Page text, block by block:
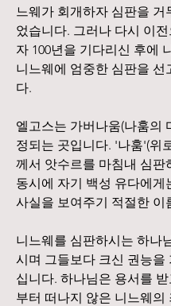
느웨가 회개하자 심판을 거
었습니다. 그러나 다시 이
자 100년을 기다리신 후에
니느웨에 엄중한 심판을 선
다.
엘고스는 가버나움(나훔의
정되는 곳입니다. '나훔'(위
께서 앗수르를 마침내 심판
동시에 자기 백성 유다에게
사실을 보여주기 적절한 이
니느웨를 심판하시는 하나
시며 그들보다 크신 권능을
십니다. 하나님은 용서를
부터 떠나지 않은 니느웨의